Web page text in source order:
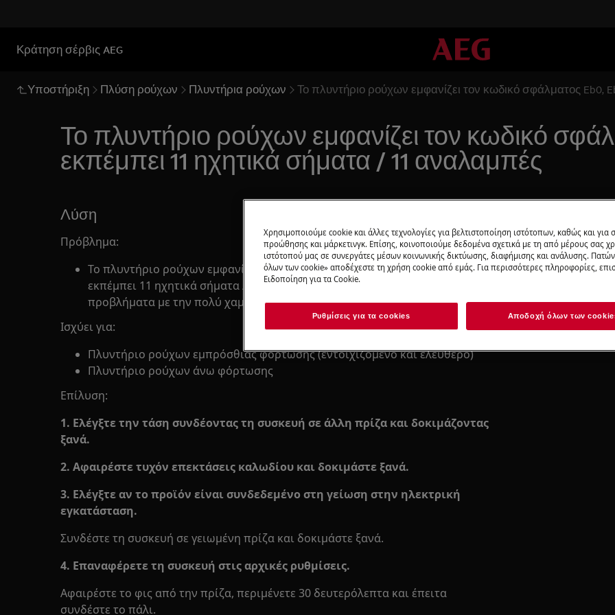
Κράτηση σέρβις AEG
Υποστήριξη Πλύση ρούχων Πλυντήρια ρούχων Το πλυντήριο ρούχων εμφανίζει τον κωδικό σφάλματος Eb0,
Το πλυντήριο ρούχων εμφανίζει τον κωδικό
εκπέμπει 11 ηχητικά σήματα / 11 αναλαμπές
Λύση
Πρόβλημα:
Το πλυντήριο ρούχων εμφανίζει τον κωδικό σφάλματος Eb0, Ebo ή
εκπέμπει 11 ηχητικά σήματα / 11 αναλαμπές. Μπορεί να υποδεικνύει
προβλήματα με την πολύ χαμηλή τάση της παροχής ρεύματος.
Ισχύει για:
Πλυντήριο ρούχων εμπρόσθιας φόρτωσης (εντοιχιζόμενο και ελεύθερο)
Πλυντήριο ρούχων άνω φόρτωσης
Επίλυση:
1. Ελέγξτε την τάση συνδέοντας τη συσκευή σε άλλη πρίζα και δοκιμάζοντας
ξανά.
2. Αφαιρέστε τυχόν επεκτάσεις καλωδίου και δοκιμάστε ξανά.
3. Ελέγξτε αν το προϊόν είναι συνδεδεμένο στη γείωση στην ηλεκτρική
εγκατάσταση.
Συνδέστε τη συσκευή σε γειωμένη πρίζα και δοκιμάστε ξανά.
4. Επαναφέρετε τη συσκευή στις αρχικές ρυθμίσεις.
Αφαιρέστε το φις από την πρίζα, περιμένετε 30 δευτερόλεπτα και έπειτα
συνδέστε το πάλι.
Βρίσκεστε στο
προσφέρουμε
Κλείστε
Χρησιμοποιούμε cookie και άλλες τεχνολογίες για βελτιστοποίηση ιστότοπων, καθώς και για
προώθησης και μάρκετινγκ. Επίσης, κοινοποιούμε δεδομένα σχετικά με τη από μέρους σας
ιστότοπού μας σε συνεργάτες μέσων κοινωνικής δικτύωσης, διαφήμισης και ανάλυσης.
όλων των cookie» αποδέχεστε τη χρήση cookie από εμάς. Για περισσότερες πληροφορίες,
Ειδοποίηση για τα Cookie.
Ρυθμίσεις για τα cookies Αποδοχή όλων των